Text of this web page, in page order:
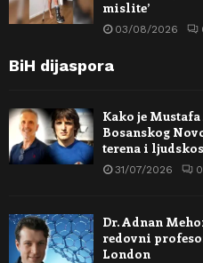
mislite’
03/08/2026
BiH dijaspora
Kako je
Bosanskog
terena i
31/07/2026 0
Dr. Adnan
redovni
London